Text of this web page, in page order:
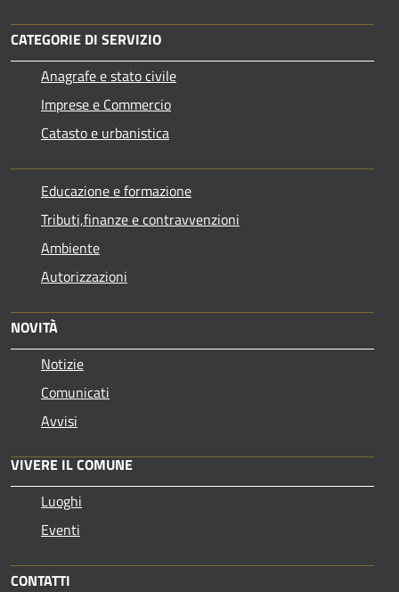
CATEGORIE DI SERVIZIO
Anagrafe e stato civile
Imprese e Commercio
Catasto e urbanistica
Educazione e formazione
Tributi,finanze e contravvenzioni
Ambiente
Autorizzazioni
NOVITÀ
Notizie
Comunicati
Avvisi
VIVERE IL COMUNE
Luoghi
Eventi
CONTATTI